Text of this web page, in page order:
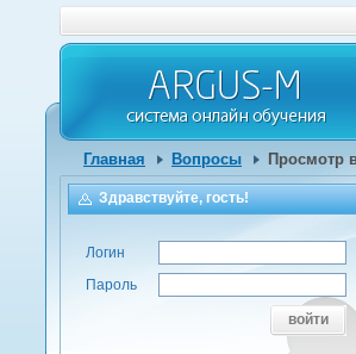
Главная Вопросы Просмотр
Здравствуйте, гость!
Логин
Пароль
войти